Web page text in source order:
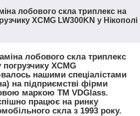
лобового скла триплекс на
XCMG LW300KN у Нікополі
лобового скла триплекс
XCMG
нашими спеціалістами
на підприємстві фірми
маркою ТМ VDGlass.
працює на ринку
скла з 1993 року.